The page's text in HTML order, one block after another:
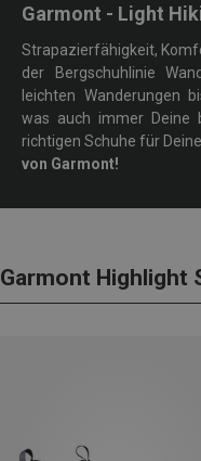
Garmont - Light
Strapazierfähigkeit,
der Bergschuhlinie
leichten Wanderungen
was auch immer Deine
richtigen Schuhe für
von Garmont!
Garmont Highlight